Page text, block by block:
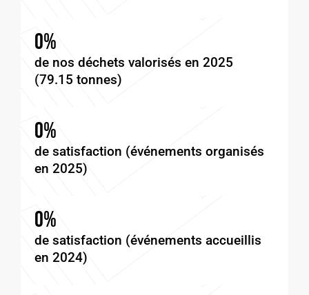
de nos déchets valorisés en 2025
(79.15 tonnes)
0%
de satisfaction (événements organisés
en 2025)
0%
de satisfaction (événements accueillis
en 2024)
0%